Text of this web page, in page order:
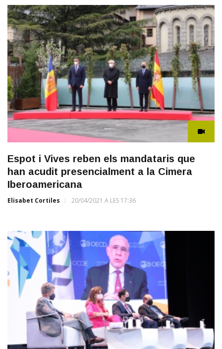
Espot i Vives reben els mandataris que
han acudit presencialment a la Cimera
Iberoamericana
Elisabet Cortiles 20/04/2021 A LES 17:36